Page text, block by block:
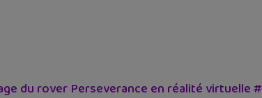
du rover Perseverance en réalité virtuelle